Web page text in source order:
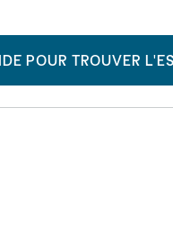
POUR TROUVER